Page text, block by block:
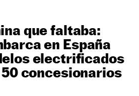
que faltaba:
en España
electrificados
50 concesionarios